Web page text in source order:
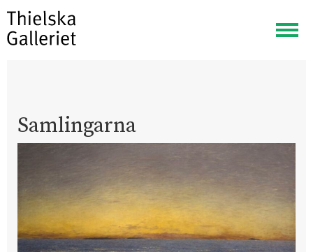
Visa
meny
Samlingarna